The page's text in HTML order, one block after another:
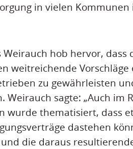
in vielen Kommunen
hob hervor, dass
weitreichende Vorschläge
zu gewährleisten
sagte: „Auch im
wurde thematisiert, dass
dastehen
die daraus